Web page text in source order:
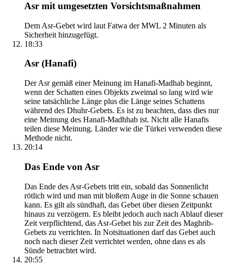
Asr mit umgesetzten Vorsichtsmaßnahmen
Dem Asr-Gebet wird laut Fatwa der MWL 2 Minuten als
Sicherheit hinzugefügt.
18:33
Asr (Hanafi)
Der Asr gemäß einer Meinung im Hanafi-Madhab beginnt,
wenn der Schatten eines Objekts zweimal so lang wird wie
seine tatsächliche Länge plus die Länge seines Schattens
während des Dhuhr-Gebets. Es ist zu beachten, dass dies nur
eine Meinung des Hanafi-Madhhab ist. Nicht alle Hanafis
teilen diese Meinung. Länder wie die Türkei verwenden diese
Methode nicht.
20:14
Das Ende von Asr
Das Ende des Asr-Gebets tritt ein, sobald das Sonnenlicht
rötlich wird und man mit bloßem Auge in die Sonne schauen
kann. Es gilt als sündhaft, das Gebet über diesen Zeitpunkt
hinaus zu verzögern. Es bleibt jedoch auch nach Ablauf dieser
Zeit verpflichtend, das Asr-Gebet bis zur Zeit des Maghrib-
Gebets zu verrichten. In Notsituationen darf das Gebet auch
noch nach dieser Zeit verrichtet werden, ohne dass es als
Sünde betrachtet wird.
20:55